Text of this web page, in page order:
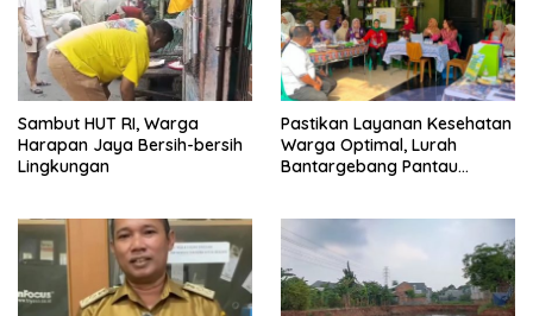
Sambut HUT RI, Warga
Harapan Jaya Bersih-bersih
Lingkungan
Pastikan Layanan Kesehatan
Warga Optimal, Lurah
Bantargebang Pantau